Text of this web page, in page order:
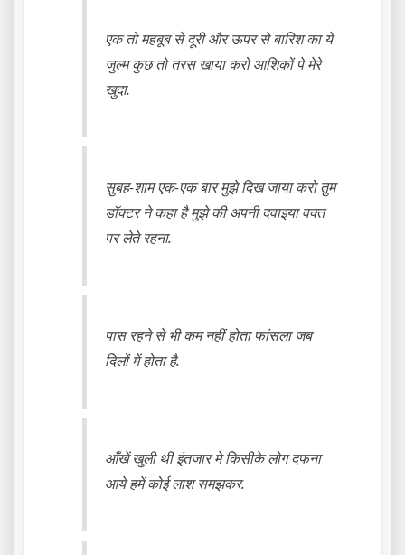
एक तो महबूब से दूरी और ऊपर से बारिश का ये
जुल्म कुछ तो तरस खाया करो आशिकों पे मेरे
खुदा.
सुबह-शाम एक-एक बार मुझे दिख जाया करो तुम
डॉक्टर ने कहा है मुझे की अपनी दवाइया वक्त
पर लेते रहना.
पास रहने से भी कम नहीं होता फांसला जब
दिलों में होता है.
आँखें खुली थी इंतजार मे किसीके लोग दफना
आये हमें कोई लाश समझकर.